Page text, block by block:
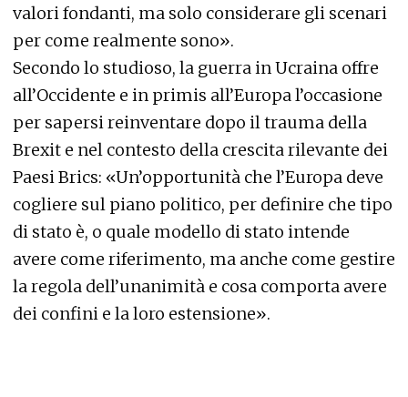
valori fondanti, ma solo considerare gli scenari
per come realmente sono».
Secondo lo studioso, la guerra in Ucraina offre
all’Occidente e in primis all’Europa l’occasione
per sapersi reinventare dopo il trauma della
Brexit e nel contesto della crescita rilevante dei
Paesi Brics: «Un’opportunità che l’Europa deve
cogliere sul piano politico, per definire che tipo
di stato è, o quale modello di stato intende
avere come riferimento, ma anche come gestire
la regola dell’unanimità e cosa comporta avere
dei confini e la loro estensione».